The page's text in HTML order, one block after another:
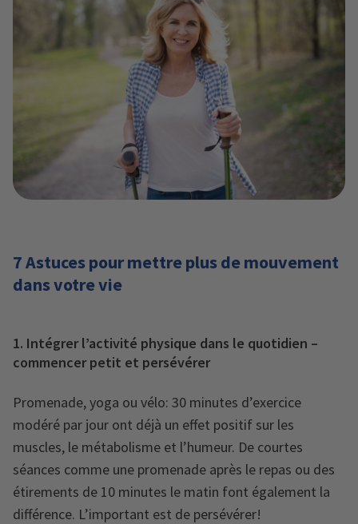
7 Astuces pour mettre plus de mouvement
dans votre vie
1. Intégrer l’activité physique dans le quotidien –
commencer petit et persévérer
Promenade, yoga ou vélo: 30 minutes d’exercice
modéré par jour ont déjà un effet positif sur les
muscles, le métabolisme et l’humeur. De courtes
séances comme une promenade après le repas ou des
étirements de 10 minutes le matin font également la
différence. L’important est de persévérer!